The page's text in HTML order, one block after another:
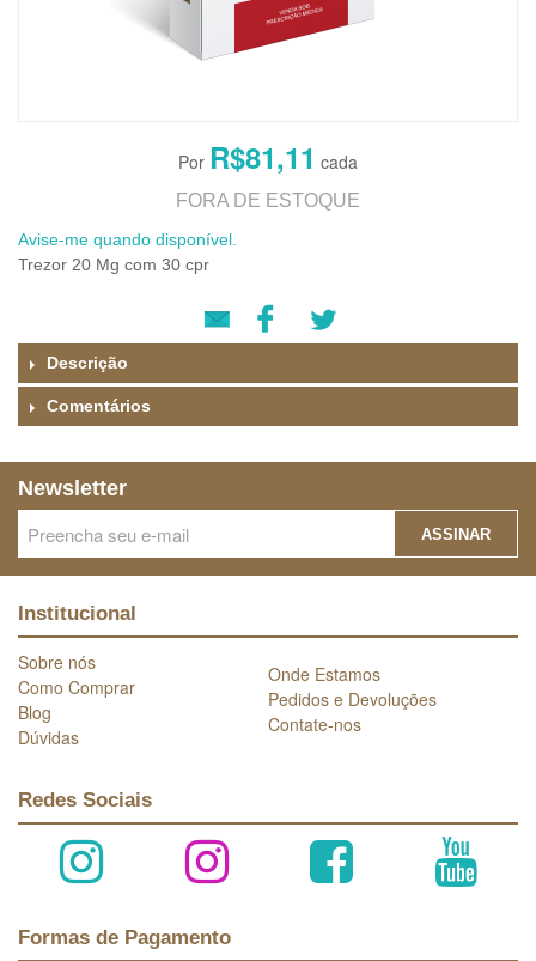
R$81,11
FORA DE ESTOQUE
Avise-me quando disponível.
Trezor 20 Mg com 30 cpr
Descrição
Comentários
Newsletter
ASSINAR
Institucional
Sobre nós
Como Comprar
Blog
Dúvidas
Onde Estamos
Pedidos e Devoluções
Contate-nos
Redes Sociais
Formas de Pagamento